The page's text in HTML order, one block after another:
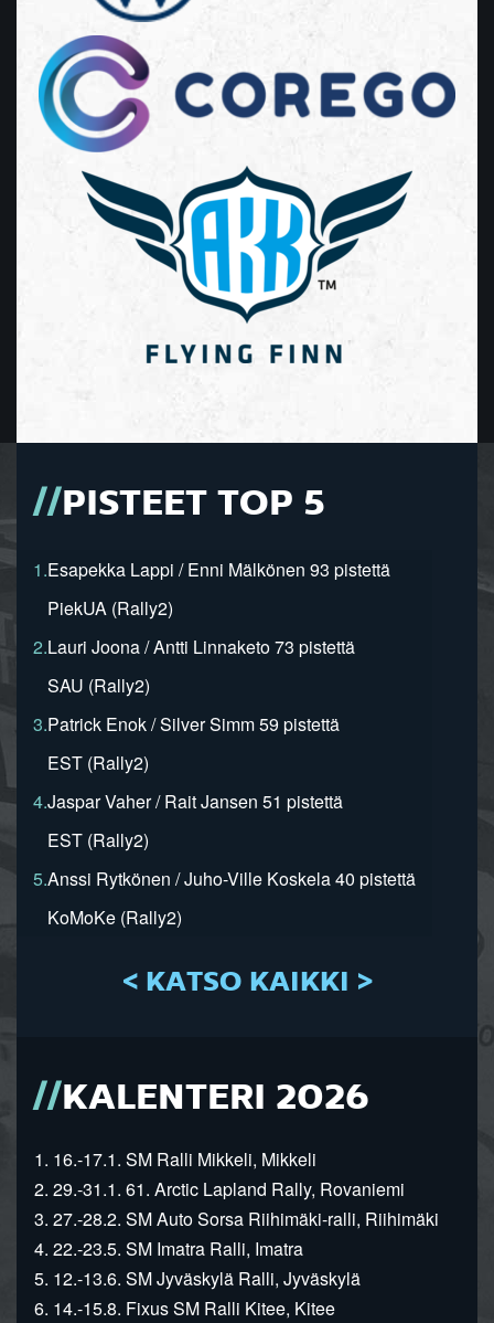
PISTEET TOP 5
1.Esapekka Lappi / Enni Mälkönen 93 pistettä
PiekUA (Rally2)
2.Lauri Joona / Antti Linnaketo 73 pistettä
SAU (Rally2)
3.Patrick Enok / Silver Simm 59 pistettä
EST (Rally2)
4.Jaspar Vaher / Rait Jansen 51 pistettä
EST (Rally2)
5.Anssi Rytkönen / Juho-Ville Koskela 40 pistettä
KoMoKe (Rally2)
< KATSO KAIKKI >
KALENTERI 2026
1. 16.-17.1. SM Ralli Mikkeli, Mikkeli
2. 29.-31.1. 61. Arctic Lapland Rally, Rovaniemi
3. 27.-28.2. SM Auto Sorsa Riihimäki-ralli, Riihimäki
4. 22.-23.5. SM Imatra Ralli, Imatra
5. 12.-13.6. SM Jyväskylä Ralli, Jyväskylä
6. 14.-15.8. Fixus SM Ralli Kitee, Kitee